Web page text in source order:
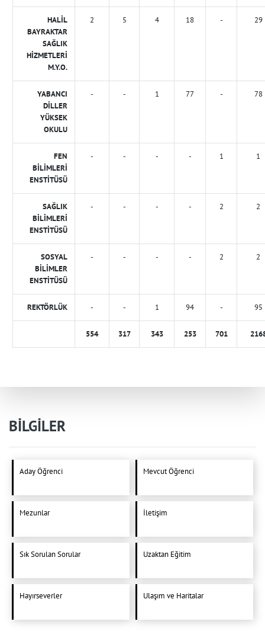
HALİL
BAYRAKTAR
SAĞLIK
HİZMETLERİ
M.Y.O.
2 5 4 18 - 29
YABANCI
DİLLER
YÜKSEK
OKULU
- - 1 77 - 78
FEN
BİLİMLERİ
ENSTİTÜSÜ
- - - - 1 1
SAĞLIK
BİLİMLERİ
ENSTİTÜSÜ
- - - - 2 2
SOSYAL
BİLİMLER
ENSTİTÜSÜ
- - - - 2 2
REKTÖRLÜK - - 1 94 - 95
554 317 343 253 701
BİLGİLER
Aday Öğrenci Mevcut Öğrenci
Mezunlar İletişim
Sık Sorulan Sorular Uzaktan Eğitim
Hayırseverler Ulaşım ve Haritalar